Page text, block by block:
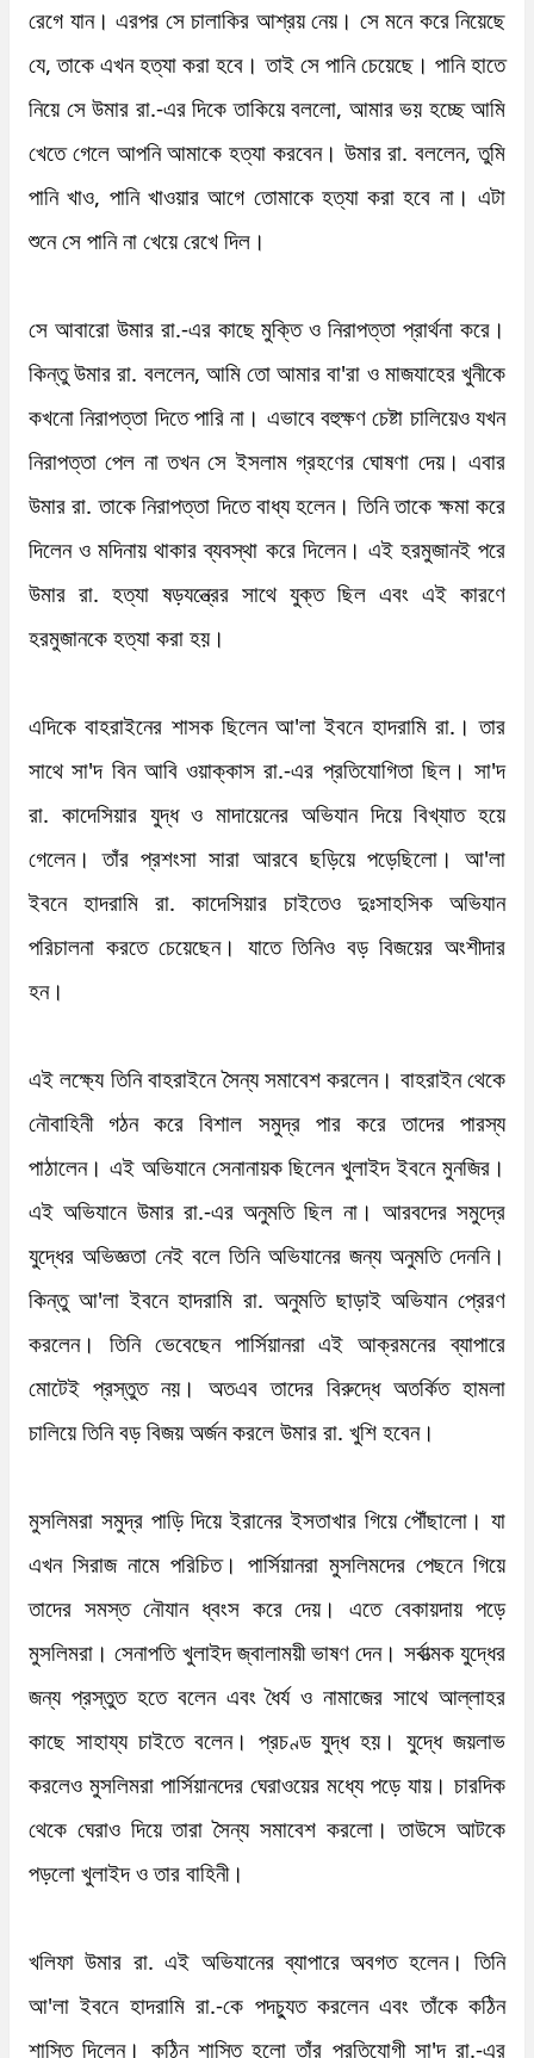
রেগে যান। এরপর সে চালাকির আশ্রয় নেয়। সে মনে করে নিয়েছে
যে, তাকে এখন হত্যা করা হবে। তাই সে পানি চেয়েছে। পানি হাতে
নিয়ে সে উমার রা.-এর দিকে তাকিয়ে বললো, আমার ভয় হচ্ছে আমি
খেতে গেলে আপনি আমাকে হত্যা করবেন। উমার রা. বললেন, তুমি
পানি খাও, পানি খাওয়ার আগে তোমাকে হত্যা করা হবে না। এটা
শুনে সে পানি না খেয়ে রেখে দিল।
সে আবারো উমার রা.-এর কাছে মুক্তি ও নিরাপত্তা প্রার্থনা করে।
কিন্তু উমার রা. বললেন, আমি তো আমার বা'রা ও মাজযাহের খুনীকে
কখনো নিরাপত্তা দিতে পারি না। এভাবে বহুক্ষণ চেষ্টা চালিয়েও যখন
নিরাপত্তা পেল না তখন সে ইসলাম গ্রহণের ঘোষণা দেয়। এবার
উমার রা. তাকে নিরাপত্তা দিতে বাধ্য হলেন। তিনি তাকে ক্ষমা করে
দিলেন ও মদিনায় থাকার ব্যবস্থা করে দিলেন। এই হরমুজানই পরে
উমার রা. হত্যা ষড়যন্ত্রের সাথে যুক্ত ছিল এবং এই কারণে
হরমুজানকে হত্যা করা হয়।
এদিকে বাহরাইনের শাসক ছিলেন আ'লা ইবনে হাদরামি রা.। তার
সাথে সা'দ বিন আবি ওয়াক্কাস রা.-এর প্রতিযোগিতা ছিল। সা'দ
রা. কাদেসিয়ার যুদ্ধ ও মাদায়েনের অভিযান দিয়ে বিখ্যাত হয়ে
গেলেন। তাঁর প্রশংসা সারা আরবে ছড়িয়ে পড়েছিলো। আ'লা
ইবনে হাদরামি রা. কাদেসিয়ার চাইতেও দুঃসাহসিক অভিযান
পরিচালনা করতে চেয়েছেন। যাতে তিনিও বড় বিজয়ের অংশীদার
হন।
এই লক্ষ্যে তিনি বাহরাইনে সৈন্য সমাবেশ করলেন। বাহরাইন থেকে
নৌবাহিনী গঠন করে বিশাল সমুদ্র পার করে তাদের পারস্য
পাঠালেন। এই অভিযানে সেনানায়ক ছিলেন খুলাইদ ইবনে মুনজির।
এই অভিযানে উমার রা.-এর অনুমতি ছিল না। আরবদের সমুদ্রে
যুদ্ধের অভিজ্ঞতা নেই বলে তিনি অভিযানের জন্য অনুমতি দেননি।
কিন্তু আ'লা ইবনে হাদরামি রা. অনুমতি ছাড়াই অভিযান প্রেরণ
করলেন। তিনি ভেবেছেন পার্সিয়ানরা এই আক্রমনের ব্যাপারে
মোটেই প্রস্তুত নয়। অতএব তাদের বিরুদ্ধে অতর্কিত হামলা
চালিয়ে তিনি বড় বিজয় অর্জন করলে উমার রা. খুশি হবেন।
মুসলিমরা সমুদ্র পাড়ি দিয়ে ইরানের ইসতাখার গিয়ে পৌঁছালো। যা
এখন সিরাজ নামে পরিচিত। পার্সিয়ানরা মুসলিমদের পেছনে গিয়ে
তাদের সমস্ত নৌযান ধ্বংস করে দেয়। এতে বেকায়দায় পড়ে
মুসলিমরা। সেনাপতি খুলাইদ জ্বালাময়ী ভাষণ দেন। সর্বাত্মক যুদ্ধের
জন্য প্রস্তুত হতে বলেন এবং ধৈর্য ও নামাজের সাথে আল্লাহর
কাছে সাহায্য চাইতে বলেন। প্রচণ্ড যুদ্ধ হয়। যুদ্ধে জয়লাভ
করলেও মুসলিমরা পার্সিয়ানদের ঘেরাওয়ের মধ্যে পড়ে যায়। চারদিক
থেকে ঘেরাও দিয়ে তারা সৈন্য সমাবেশ করলো। তাউসে আটকে
পড়লো খুলাইদ ও তার বাহিনী।
খলিফা উমার রা. এই অভিযানের ব্যাপারে অবগত হলেন। তিনি
আ'লা ইবনে হাদরামি রা.-কে পদচ্যুত করলেন এবং তাঁকে কঠিন
শাস্তি দিলেন। কঠিন শাস্তি হলো তাঁর প্রতিযোগী সা'দ রা.-এর